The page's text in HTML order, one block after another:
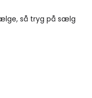
så tryg på sælg